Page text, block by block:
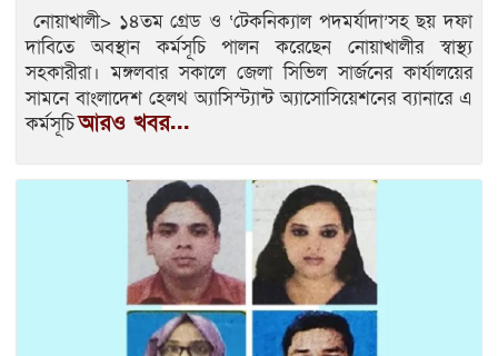
নোয়াখালী> ১৪তম গ্রেড ও ‘টেকনিক্যাল পদমর্যাদা’সহ ছয় দফা
দাবিতে অবস্থান কর্মসূচি পালন করেছেন নোয়াখালীর স্বাস্থ্য
সহকারীরা। মঙ্গলবার সকালে জেলা সিভিল সার্জনের কার্যালয়ের
সামনে বাংলাদেশ হেলথ অ্যাসিস্ট্যান্ট অ্যাসোসিয়েশনের ব্যানারে এ
কর্মসূচিআরও খবর...